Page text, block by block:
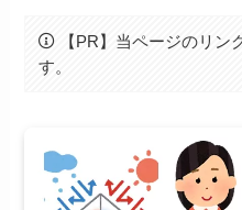
【PR】当ページのリン
す。